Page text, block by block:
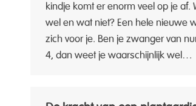
kindje komt er enorm veel op je af.
wel en wat niet? Een hele nieuwe
zich voor je. Ben je zwanger van
4, dan weet je waarschijnlijk wel…